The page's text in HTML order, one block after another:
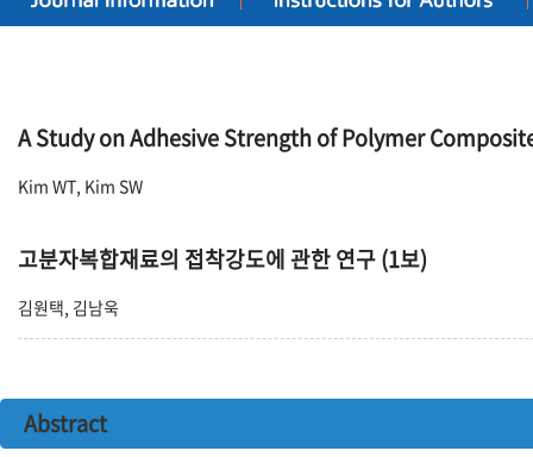
A Study on Adhesive Strength of Polymer
Kim WT, Kim SW
고분자복합재료의 접착강도에 관한 연구 (1보)
김원택, 김남욱
Abstract